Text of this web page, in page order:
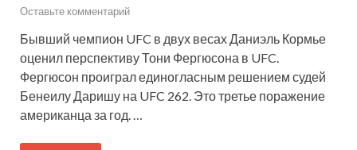
Оставьте комментарий
Бывший чемпион UFC в двух весах Даниэль Кормье
оценил перспективу Тони Фергюсона в UFC.
Фергюсон проиграл единогласным решением судей
Бенеилу Даришу на UFC 262. Это третье поражение
американца за год. …